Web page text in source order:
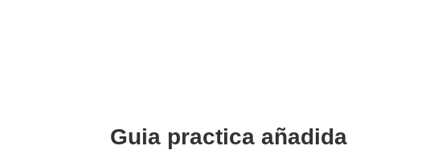
Guia practica añadida